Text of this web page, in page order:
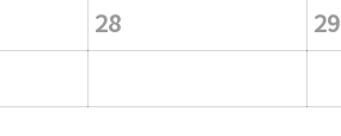
28
29